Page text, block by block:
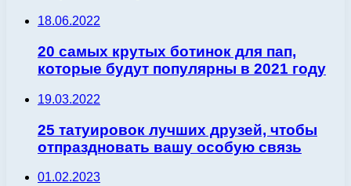
18.06.2022
20 самых крутых ботинок для пап,
которые будут популярны в 2021 году
19.03.2022
25 татуировок лучших друзей, чтобы
отпраздновать вашу особую связь
01.02.2023